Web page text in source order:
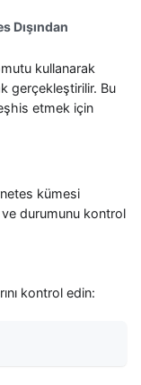
Dışından
kullanarak
gerçekleştirilir. Bu
etmek için
kümesi
durumunu kontrol
kontrol edin: